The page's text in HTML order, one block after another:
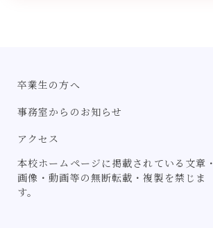
卒業生の方へ
事務室からのお知らせ
アクセス
本校ホームページに掲載されている文章・
画像・動画等の無断転載・複製を禁じま
す。